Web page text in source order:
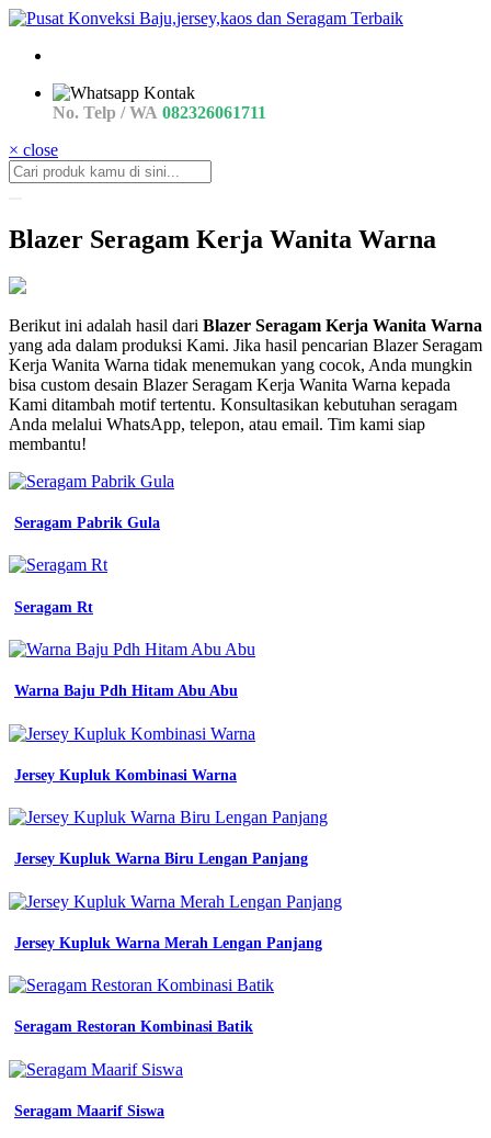
No. Telp / WA 082326061711
× close
Blazer Seragam Kerja Wanita Warna
jual
Blazer
Seragam
Kerja
Wanita
08
a
blazer
baju
blazer
warna
gambar
baju
olahraga
bikin
seragam
kerja
pondok
navy
blazer
terbaru
tosca
kerja
wanita
guru
dan
jual
setelan
blazer
wanita
benhur
Berikut ini adalah hasil dari Blazer Seragam Kerja Wanita Warna
yang ada dalam produksi Kami. Jika hasil pencarian Blazer Seragam
Kerja Wanita Warna tidak menemukan yang cocok, Anda mungkin
bisa custom desain Blazer Seragam Kerja Wanita Warna kepada
Kami ditambah motif tertentu. Konsultasikan kebutuhan seragam
Anda melalui WhatsApp, telepon, atau email. Tim kami siap
membantu!
Seragam Pabrik Gula
Seragam Rt
Warna Baju Pdh Hitam Abu Abu
Jersey Kupluk Kombinasi Warna
Jersey Kupluk Warna Biru Lengan Panjang
Jersey Kupluk Warna Merah Lengan Panjang
Seragam Restoran Kombinasi Batik
Seragam Maarif Siswa